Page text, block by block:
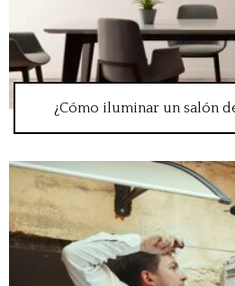
¿Cómo iluminar un salón